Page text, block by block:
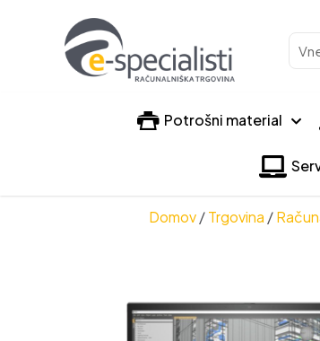
Potrošni material
Domov/Trgovina /